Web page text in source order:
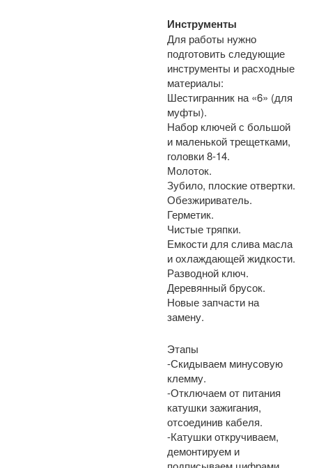
Инструменты
Для работы нужно
подготовить следующие
инструменты и расходные
материалы:
Шестигранник на «6» (для
муфты).
Набор ключей с большой
и маленькой трещетками,
головки 8-14.
Молоток.
Зубило, плоские отвертки.
Обезжириватель.
Герметик.
Чистые тряпки.
Емкости для слива масла
и охлаждающей жидкости.
Разводной ключ.
Деревянный брусок.
Новые запчасти на
замену.
Этапы
-Скидываем минусовую
клемму.
-Отключаем от питания
катушки зажигания,
отсоединив кабеля.
-Катушки откручиваем,
демонтируем и